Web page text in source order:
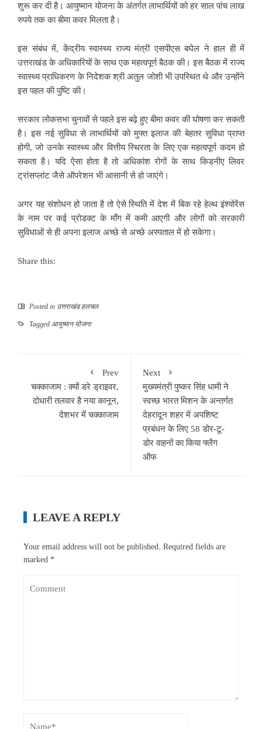
शुरू कर दी है। आयुष्मान योजना के अंतर्गत लाभार्थियों को हर साल पांच लाख
रुपये तक का बीमा कवर मिलता है।
इस संबंध में, केंद्रीय स्वास्थ्य राज्य मंत्री एसपीएस बघेल ने हाल ही में
उत्तराखंड के अधिकारियों के साथ एक महत्वपूर्ण बैठक की। इस बैठक में राज्य
स्वास्थ्य प्राधिकरण के निदेशक श्री अतुल जोशी भी उपस्थित थे और उन्होंने
इस पहल की पुष्टि की।
सरकार लोकसभा चुनावों से पहले इस बढ़े हुए बीमा कवर की घोषणा कर सकती
है। इस नई सुविधा से लाभार्थियों को मुफ्त इलाज की बेहतर सुविधा प्राप्त
होगी, जो उनके स्वास्थ्य और वित्तीय स्थिरता के लिए एक महत्वपूर्ण कदम हो
सकता है। यदि ऐसा होता है तो अधिकांश रोगों के साथ किडनीए लिवर
ट्रांसप्लांट जैसे ऑपरेशन भी आसानी से हो जाएंगे।
अगर यह संशोधन हो जाता है तो ऐसे स्थिति में देश में बिक रहे हेल्थ इंश्योरेंस
के नाम पर कई प्रोडक्ट के माँग में कमी आएगी और लोगों को सरकारी
सुविधाओं से ही अपना इलाज अच्छे से अच्छे अस्पताल में हो सकेगा।
Share this:
Posted in उत्तराखंड हलचल
Tagged आयुष्मान योजना
Prev
चक्काजाम : क्यों डरे ड्राइवर,
दोधारी तलवार है नया कानून,
देशभर में चक्काजाम
Next
मुख्यमंत्री पुष्कर सिंह धामी ने
स्वच्छ भारत मिशन के अन्तर्गत
देहरादून शहर में अपशिष्ट
प्रबंधन के लिए 58 डोर-टू-
डोर वाहनों का किया फ्लैग
ऑफ
LEAVE A REPLY
Your email address will not be published. Required fields are
marked *